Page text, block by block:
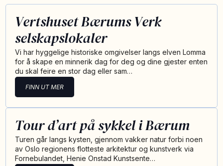
Vertshuset Bærums Verk
selskapslokaler
Vi har hyggelige historiske omgivelser langs elven Lomma
for å skape en minnerik dag for deg og dine gjester enten
du skal feire en stor dag eller sam…
FINN UT MER
Tour d’art på sykkel i Bærum
Turen går langs kysten, gjennom vakker natur forbi noen
av Oslo regionens flotteste arkitektur og kunstverk via
Fornebulandet, Henie Onstad Kunstsente…